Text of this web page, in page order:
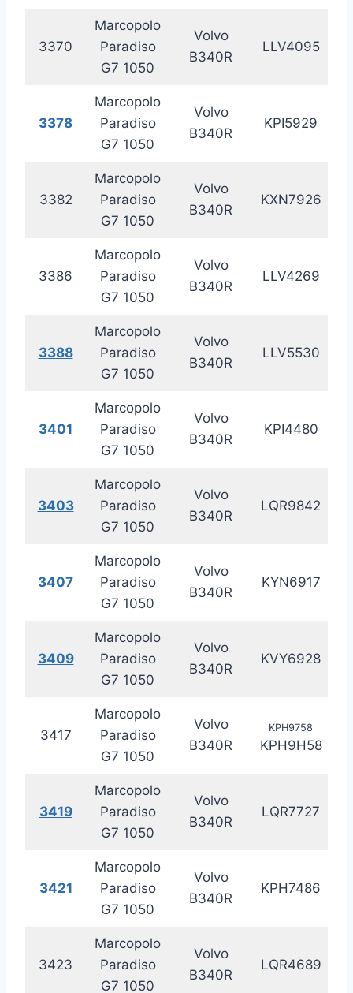
3370
Marcopolo
Paradiso
G7 1050
Volvo
B340R
LLV4095
3378
Marcopolo
Paradiso
G7 1050
Volvo
B340R
KPI5929
3382
Marcopolo
Paradiso
G7 1050
Volvo
B340R
KXN7926
3386
Marcopolo
Paradiso
G7 1050
Volvo
B340R
LLV4269
3388
Marcopolo
Paradiso
G7 1050
Volvo
B340R
LLV5530
3401
Marcopolo
Paradiso
G7 1050
Volvo
B340R
KPI4480
3403
Marcopolo
Paradiso
G7 1050
Volvo
B340R
LQR9842
3407
Marcopolo
Paradiso
G7 1050
Volvo
B340R
KYN6917
3409
Marcopolo
Paradiso
G7 1050
Volvo
B340R
KVY6928
3417
Marcopolo
Paradiso
G7 1050
Volvo
B340R
KPH9758
KPH9H58
3419
Marcopolo
Paradiso
G7 1050
Volvo
B340R
LQR7727
3421
Marcopolo
Paradiso
G7 1050
Volvo
B340R
KPH7486
3423
Marcopolo
Paradiso
G7 1050
Volvo
B340R
LQR4689